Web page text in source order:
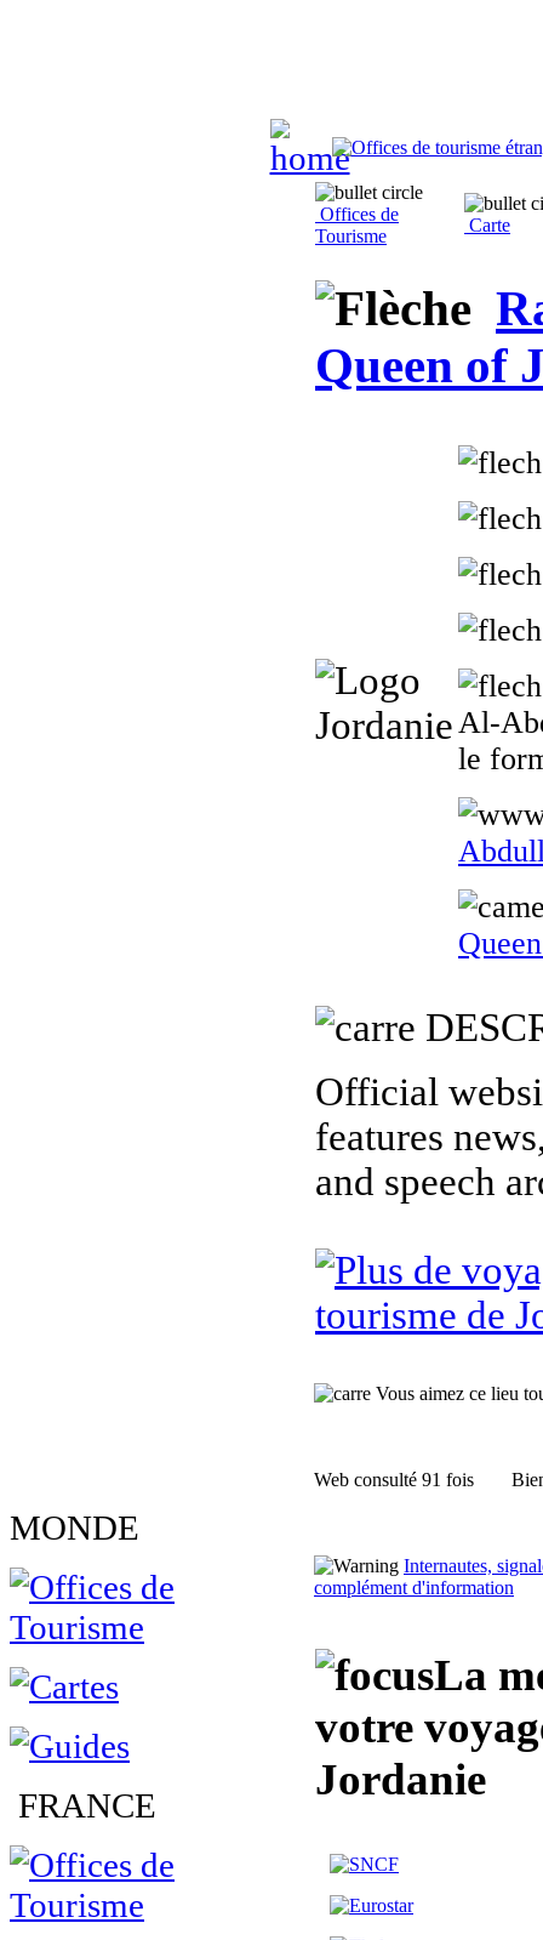
MONDE
FRANCE
Offices de
Tourisme
Carte
Queen of
Al-
le
Official
features
and speech
tourisme de
Vous aimez ce lieu
Web consulté 91 fois
Internautes,
complément d'information
La
votre
Jordanie